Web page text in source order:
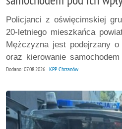
Policjanci z oświęcimskiej
20-letniego mieszkańca
Mężczyzna jest podejrzany o
oraz kierowanie
Dodano: 07.08.2026 KPP Chrzanów